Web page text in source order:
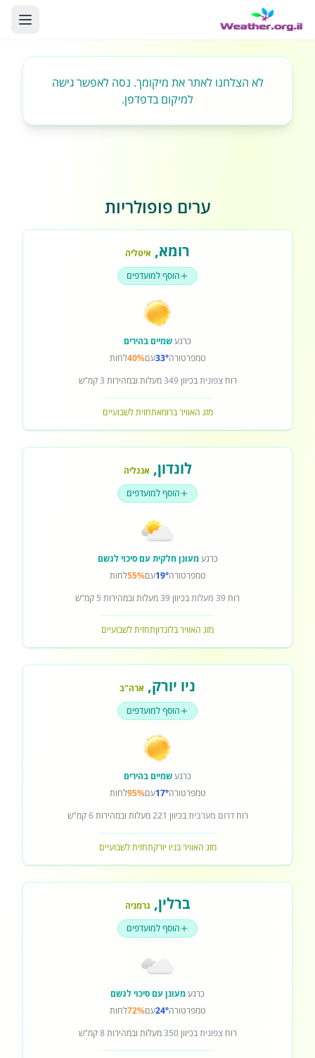
לא הצלחנו לאתר את מיקומך. נסה לאפשר גישה
למיקום בדפדפן.
ערים פופולריות
רומא, איטליה
הוסף למועדפים
כרגעשמיים בהירים
טמפרטורה33°עם40%לחות
רוחצפוניתבכיוון349מעלות ובמהירות 3קמ"ש
מזג האוויר ברומאתחזית לשבועיים
לונדון, אנגליה
הוסף למועדפים
כרגעמעונן חלקית עם סיכוי לגשם
טמפרטורה19°עם55%לחות
רוח 39 מעלות בכיוון39מעלות ובמהירות 5 קמ"ש
מזג האוויר בלונדוןתחזית לשבועיים
ניו יורק, ארה"ב
הוסף למועדפים
כרגעשמיים בהירים
טמפרטורה17°עם95%לחות
רוחדרום מערביתבכיוון 221מעלות ובמהירות6קמ"ש
מזג האוויר בניו יורקתחזית לשבועיים
ברלין, גרמניה
הוסף למועדפים
כרגעמעונן עם סיכוי לגשם
טמפרטורה24°עם72%לחות
רוחצפוניתבכיוון350מעלות ובמהירות8קמ"ש